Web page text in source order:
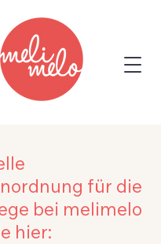
für die
bei melimelo
hier: